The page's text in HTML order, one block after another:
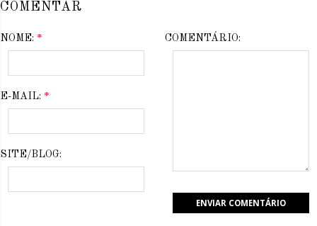
COMENTAR
NOME: *
E-MAIL: *
SITE/BLOG:
COMENTÁRIO: